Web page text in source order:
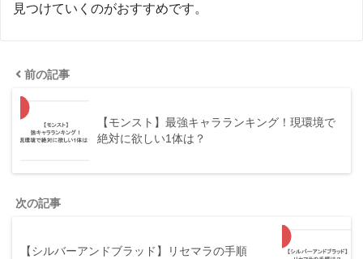
見つけていくのがおすすめです。
前の記事
【モンスト】最強キャラランキング！現環境で
絶対に欲しい1体は？
次の記事
【シルバーアンドブラッド】リセマラの手順